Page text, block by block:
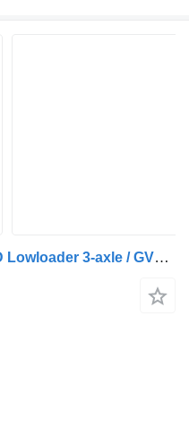
Broshuis 3ABSD-48/1 3ABSD Lowloader 3-axle / GVW: 59.000kg / Neck: 23.000